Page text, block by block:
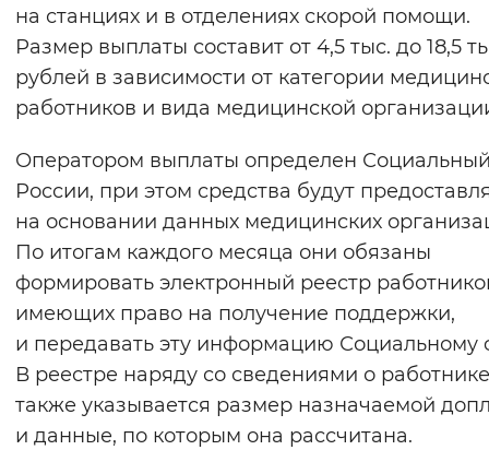
Вернуть стандартные настройки
на станциях и в отделениях скорой помощи.
Размер выплаты составит от 4,5 тыс. до 18,5
рублей в зависимости от категории
работников и вида медицинской
Оператором выплаты определен
России, при этом средства будут
на основании данных медицинских
По итогам каждого месяца они обязаны
формировать электронный реестр
имеющих право на получение поддержки,
и передавать эту информацию Социальному
В реестре наряду со сведениями о работнике
также указывается размер назначаемой
и данные, по которым она рассчитана.